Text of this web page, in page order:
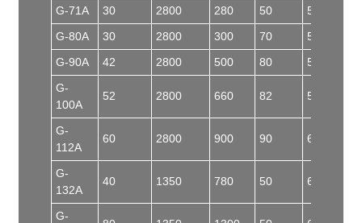
G-71A
30 2800 280 50
50
G-80A
30 2800 300 70
52
G-90A
42 2800 500 80
55
G-
100A
52 2800 660 82 57
G-
112A
60 2800 900 90 60
G-
132A
40 1350 780 50 60
G-